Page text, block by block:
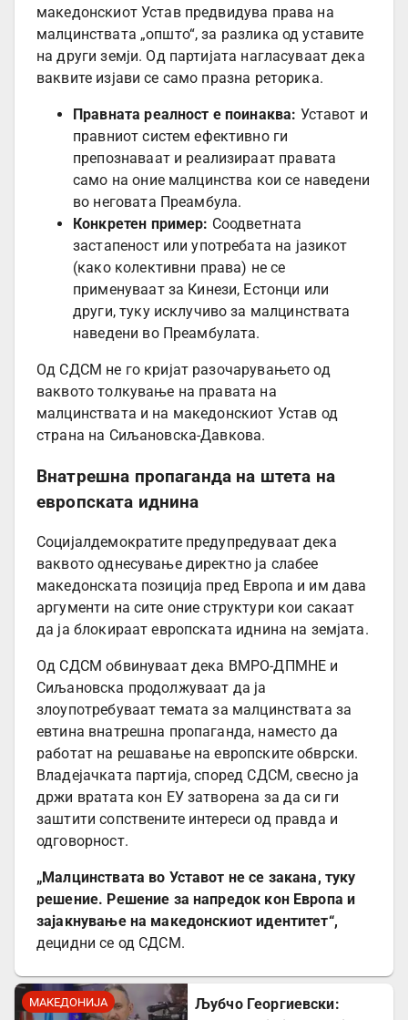
македонскиот Устав предвидува права на
малцинствата „општо“, за разлика од уставите
на други земји. Од партијата нагласуваат дека
ваквите изјави се само празна реторика.
Правната реалност е поинаква: Уставот и
правниот систем ефективно ги
препознаваат и реализираат правата
само на оние малцинства кои се наведени
во неговата Преамбула.
Конкретен пример: Соодветната
застапеност или употребата на јазикот
(како колективни права) не се
применуваат за Кинези, Естонци или
други, туку исклучиво за малцинствата
наведени во Преамбулата.
Од СДСМ не го кријат разочарувањето од
ваквото толкување на правата на
малцинствата и на македонскиот Устав од
страна на Сиљановска-Давкова.
Внатрешна пропаганда на штета на
европската иднина
Социјалдемократите предупредуваат дека
ваквото однесување директно ја слабее
македонската позиција пред Европа и им дава
аргументи на сите оние структури кои сакаат
да ја блокираат европската иднина на земјата.
Од СДСМ обвинуваат дека ВМРО-ДПМНЕ и
Сиљановска продолжуваат да ја
злоупотребуваат темата за малцинствата за
евтина внатрешна пропаганда, наместо да
работат на решавање на европските обврски.
Владејачката партија, според СДСМ, свесно ја
држи вратата кон ЕУ затворена за да си ги
заштити сопствените интереси од правда и
одговорност.
„Малцинствата во Уставот не се закана, туку
решение. Решение за напредок кон Европа и
зајакнување на македонскиот идентитет“,
децидни се од СДСМ.
МАКЕДОНИЈА
Љубчо Георгиевски: